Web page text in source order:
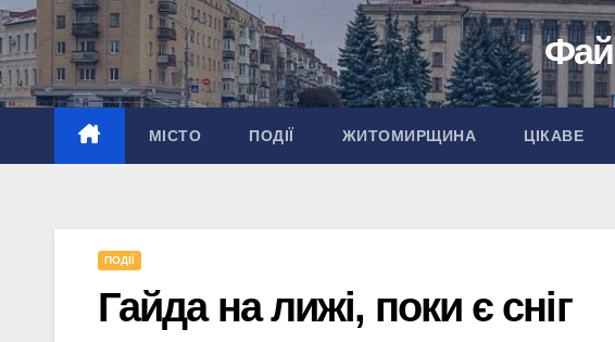
Перейти
до
вмісту
МІСТО ПОДІЇ ЖИТОМИРЩИНА ЦІКАВЕ
ПОДІЇ
Гайда на лижі, поки є сніг